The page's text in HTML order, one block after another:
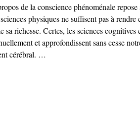
de la conscience phénoménale repose
physiques ne suffisent pas à rendre
sa richesse. Certes, les sciences cognitives
et approfondissent sans cesse
cérébral. …